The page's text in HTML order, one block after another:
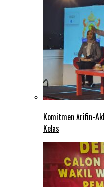
Komitmen Arifin-
Kelas